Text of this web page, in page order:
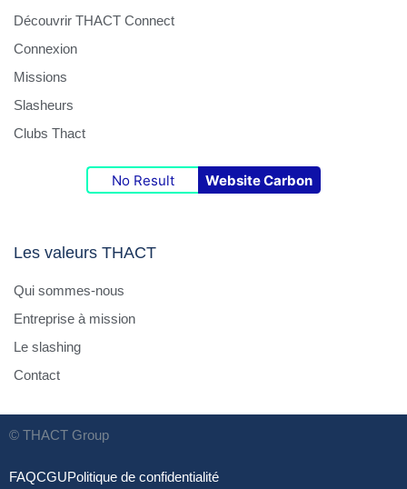
Découvrir THACT Connect
Connexion
Missions
Slasheurs
Clubs Thact
No Result Website Carbon
Les valeurs THACT
Qui sommes-nous
Entreprise à mission
Le slashing
Contact
© THACT Group
FAQCGUPolitique de confidentialité